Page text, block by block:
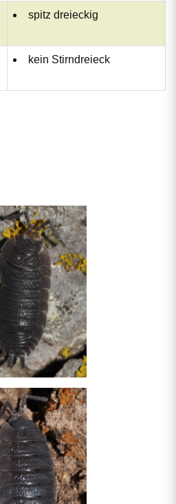
spitz dreieckig
kein Stirndreieck